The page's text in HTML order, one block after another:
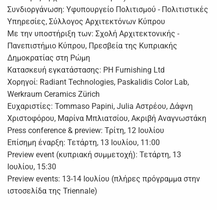
Συνδιοργάνωση: Υφυπουργείο Πολιτισμού - Πολιτιστικές
Υπηρεσίες, Σύλλογος Αρχιτεκτόνων Κύπρου
Με την υποστήριξη των: Σχολή Αρχιτεκτονικής -
Πανεπιστήμιο Κύπρου, Πρεσβεία της Κυπριακής
Δημοκρατίας στη Ρώμη
Κατασκευή εγκατάστασης: PH Furnishing Ltd
Χορηγοί: Radiant Technologies, Paskalidis Color Lab,
Werkraum Ceramics Zürich
Ευχαριστίες: Tommaso Papini, Julia Αστρέου, Δάφνη
Χριστοφόρου, Μαρίνα Μπλιατσίου, Ακριβή Αναγνωστάκη
Press conference & preview: Τρίτη, 12 Ιουλίου
Επίσημη έναρξη: Τετάρτη, 13 Ιουλίου, 11:00
Preview event (κυπριακή συμμετοχή): Τετάρτη, 13
Ιουλίου, 15:30
Preview events: 13-14 Ιουλίου (πλήρες πρόγραμμα στην
ιστοσελίδα της Triennale)